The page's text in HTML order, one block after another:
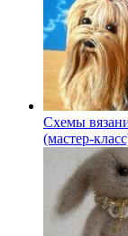
Схемы
(мастер-